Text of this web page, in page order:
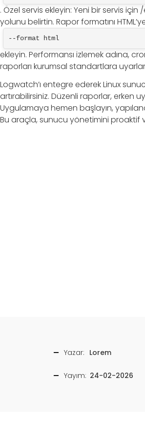
. Özel servis ekleyin: Yeni bir servis
yolunu belirtin. Rapor formatını
--format html
ekleyin. Performansı izlemek adına,
raporları kurumsal standartlara
Logwatch’ı entegre ederek Linux
artırabilirsiniz. Düzenli raporlar, erken
Uygulamaya hemen başlayın,
Bu araçla, sunucu yönetimini proaktif
Yazar: Lorem
Yayım: 24-02-2026